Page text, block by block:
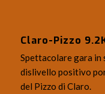
Claro-Pizzo
Spettacolare gara in
dislivello positivo
del Pizzo di Claro.